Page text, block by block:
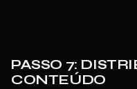
PASSO 7:
CONTEÚDO